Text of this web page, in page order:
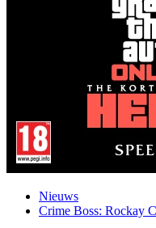
Nieuws
Crime Boss: Rockay